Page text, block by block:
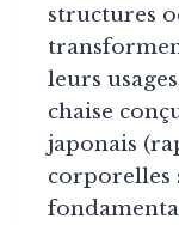
structures
leurs
chaise
japonais
corporelles